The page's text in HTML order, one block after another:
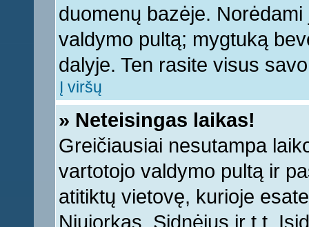
duomenų bazėje.
valdymo pultą; mygtuką
dalyje. Ten rasite visus
Į viršų
» Neteisingas laikas!
Greičiausiai nesutampa
vartotojo valdymo pultą ir
atitiktų vietovę, kurioje
Niujorkas, Sidnėjus ir t.t.